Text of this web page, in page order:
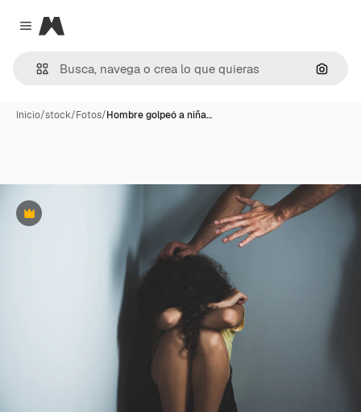
Close menu
Magnific
Inicio/stock/Fotos/Hombre golpeó a niña…
Premium